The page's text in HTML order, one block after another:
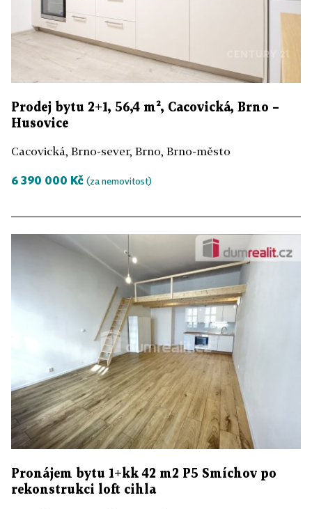
Prodej bytu 2+1, 56,4 m², Cacovická, Brno –
Husovice
Cacovická, Brno-sever, Brno, Brno-město
6 390 000 Kč (za nemovitost)
Pronájem bytu 1+kk 42 m2 P5 Smíchov po
rekonstrukci loft cihla